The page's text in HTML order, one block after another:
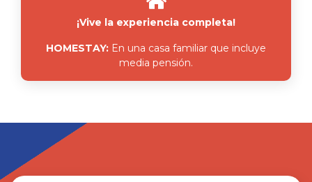
¡Vive la experiencia completa!
HOMESTAY: En una casa familiar que incluye
media pensión.